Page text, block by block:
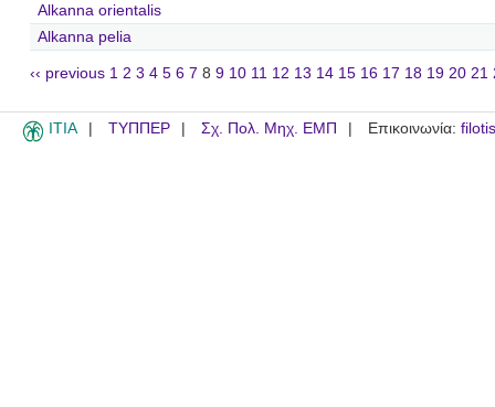
Alkanna orientalis
Alkanna pelia
‹‹ previous 1 2 3 4 5 6 7 8 9 10 11 12 13 14 15 16 17 18 19 20 21
ITIA ΤΥΠΠΕΡ Σχ. Πολ. Μηχ. ΕΜΠ Επικοινωνία: